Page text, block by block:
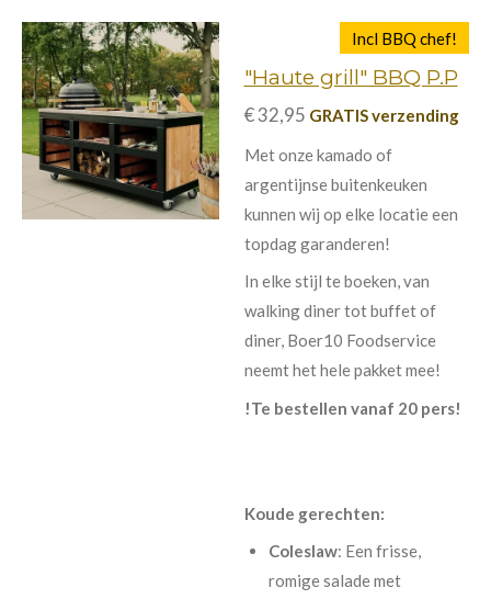
Incl BBQ chef!
"Haute grill" BBQ P.P
€ 32,95 GRATIS verzending
Met onze kamado of
argentijnse buitenkeuken
kunnen wij op elke locatie een
topdag garanderen!
In elke stijl te boeken, van
walking diner tot buffet of
diner, Boer10 Foodservice
neemt het hele pakket mee!
!Te bestellen vanaf 20 pers!
Koude gerechten:
Coleslaw: Een frisse,
romige salade met